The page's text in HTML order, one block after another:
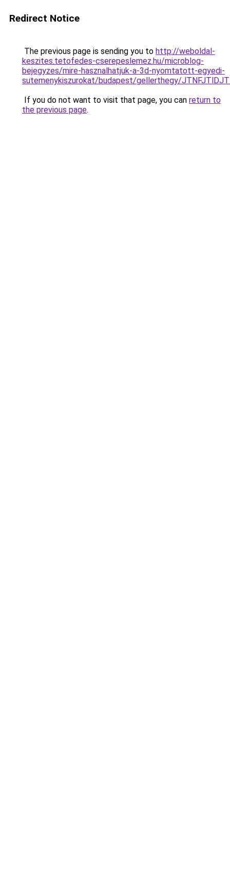
Redirect Notice
The previous page is sending you to http://weboldal-
keszites.tetofedes-cserepeslemez.hu/microblog-
bejegyzes/mire-hasznalhatjuk-a-3d-nyomtatott-egyedi-
sutemenykiszurokat/budapest/gellerthegy/
If you do not want to visit that page, you can return to
the previous page.